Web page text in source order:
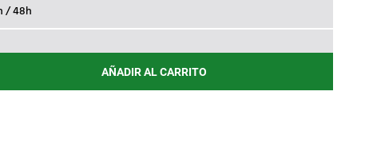
/ 48h
AÑADIR AL CARRITO